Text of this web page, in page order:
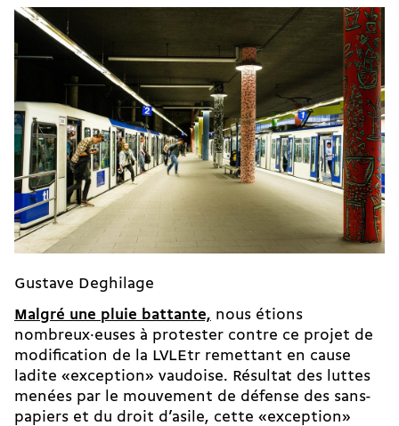
Gustave Deghilage
Malgré une pluie battante, nous étions
nombreux·euses à protester contre ce projet de
modification de la LVLEtr remettant en cause
ladite «exception» vaudoise. Résultat des luttes
menées par le mouvement de défense des sans-
papiers et du droit d’asile, cette «exception»